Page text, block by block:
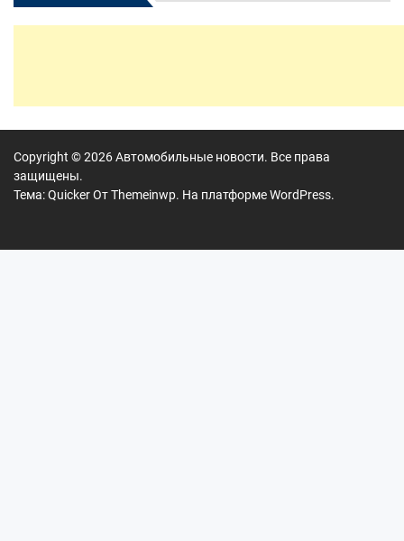
Copyright © 2026Автомобильные новости. Все права
защищены.
Тема: Quicker ОтThemeinwp. На платформеWordPress.